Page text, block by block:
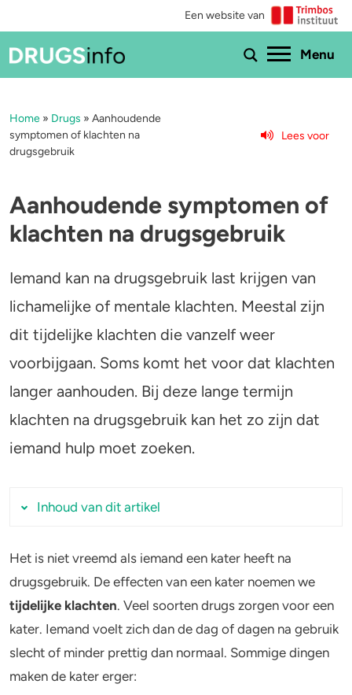
Een website van
Menu
Menu
Bekijk alle drugs
Cannabis
XTC / MDMA
Cocaïne
Speed
3-MMC
Alcohol
Lachgas
2C-B
Ayahuasca
LSD
Benzodiazepines
Aantoonbaarheid
Zwangerschap
Drugs & de wet
Combinaties & medicijnen
Stoppen of minderen
Feiten over verslaving
Trends & Cijfers
Stel een vraag
Home » Drugs » Aanhoudende
symptomen of klachten na
drugsgebruik
Lees voor
Aanhoudende symptomen of
klachten na drugsgebruik
Iemand kan na drugsgebruik last krijgen van
lichamelijke of mentale klachten. Meestal zijn
dit tijdelijke klachten die vanzelf weer
voorbijgaan. Soms komt het voor dat klachten
langer aanhouden. Bij deze lange termijn
klachten na drugsgebruik kan het zo zijn dat
iemand hulp moet zoeken.
Inhoud van dit artikel
Kater en tijdelijke klachten na drugsgebruik
Aanhoudende klachten na drugsgebruik
Angstklachten
Slaapproblemen
Slaapverlamming na XTC
Problemen met zien
Het is niet vreemd als iemand een kater heeft na
drugsgebruik. De effecten van een kater noemen we
tijdelijke klachten. Veel soorten drugs zorgen voor een
kater. Iemand voelt zich dan de dag of dagen na gebruik
slecht of minder prettig dan normaal. Sommige dingen
maken de kater erger: